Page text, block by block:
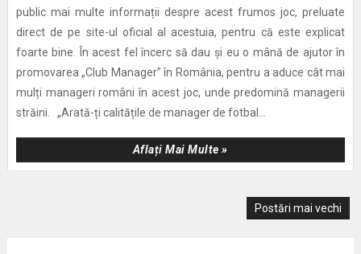
public mai multe informații despre acest frumos joc, preluate
direct de pe site-ul oficial al acestuia, pentru că este explicat
foarte bine. În acest fel încerc să dau și eu o mână de ajutor în
promovarea „Club Manager” în România, pentru a aduce cât mai
mulți manageri români în acest joc, unde predomină managerii
străini. „Arată-ți calitățile de manager de fotbal...
Aflați Mai Multe »
Postări mai vechi